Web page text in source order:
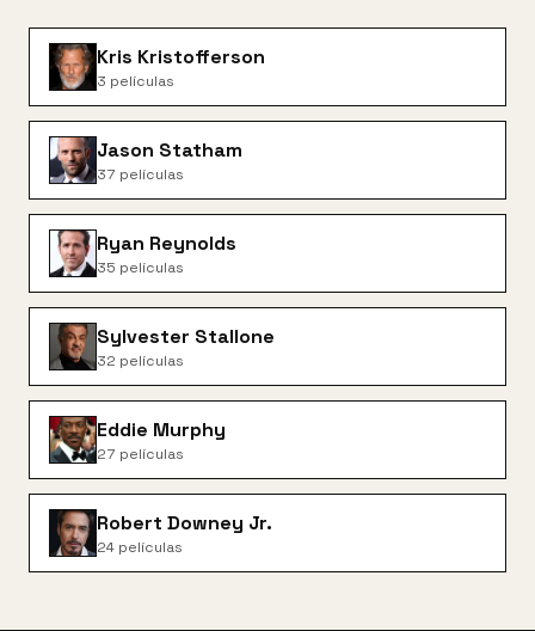
Kris Kristofferson
3 películas
Jason Statham
37 películas
Ryan Reynolds
35 películas
Sylvester Stallone
32 películas
Eddie Murphy
27 películas
Robert Downey Jr.
24 películas